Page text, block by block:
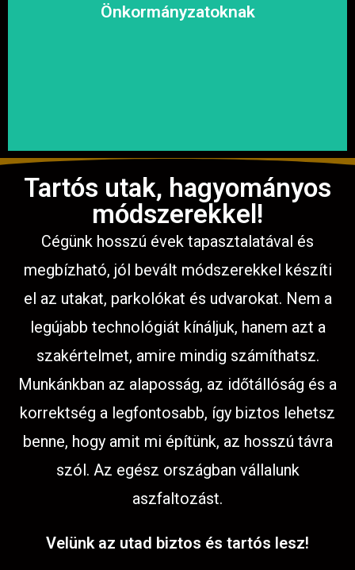
Önkormányzatoknak
garantáljuk a hosszú távú és fenntartható
Tartós utak, hagyományos
módszerekkel!
Cégünk hosszú évek tapasztalatával és
megbízható, jól bevált módszerekkel készíti
el az utakat, parkolókat és udvarokat. Nem a
legújabb technológiát kínáljuk, hanem azt a
szakértelmet, amire mindig számíthatsz.
Munkánkban az alaposság, az időtállóság és a
korrektség a legfontosabb, így biztos lehetsz
benne, hogy amit mi építünk, az hosszú távra
szól. Az egész országban vállalunk
aszfaltozást.
Velünk az utad biztos és tartós lesz!